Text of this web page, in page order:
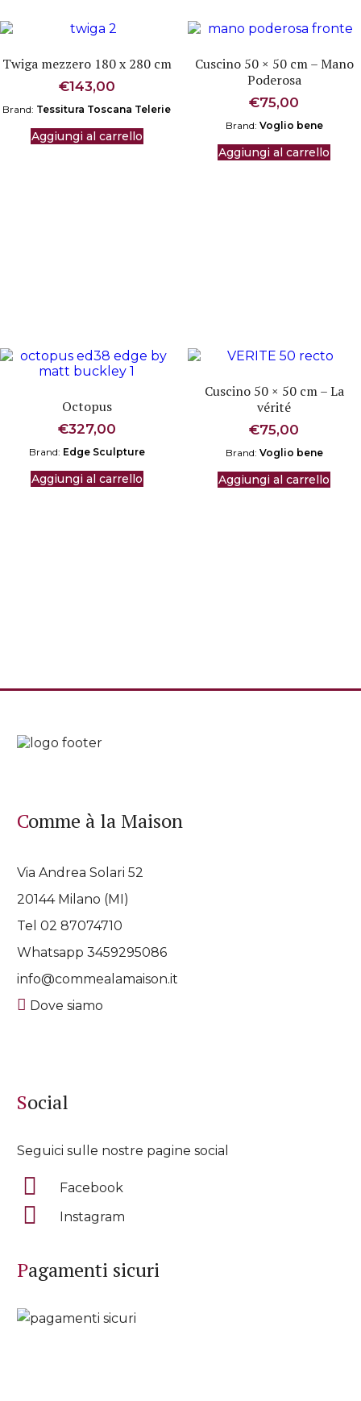
Twiga mezzero 180 x 280 cm
€143,00
Brand: Tessitura Toscana Telerie
Aggiungi al carrello
Cuscino 50 × 50 cm – Mano
Poderosa
€75,00
Brand: Voglio bene
Aggiungi al carrello
Octopus
€327,00
Brand: Edge Sculpture
Aggiungi al carrello
Cuscino 50 × 50 cm – La
vérité
€75,00
Brand: Voglio bene
Aggiungi al carrello
Comme à la Maison
Via Andrea Solari 52
20144 Milano (MI)
Tel 02 87074710
Whatsapp3459295086
info@commealamaison.it
Dove siamo
Social
Seguici sulle nostre pagine social
Facebook
Instagram
Pagamenti sicuri